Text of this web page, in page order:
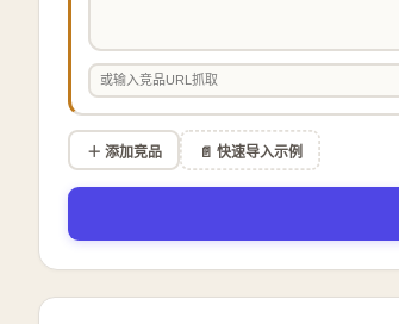
＋ 添加竞品 📄 快速导入示例